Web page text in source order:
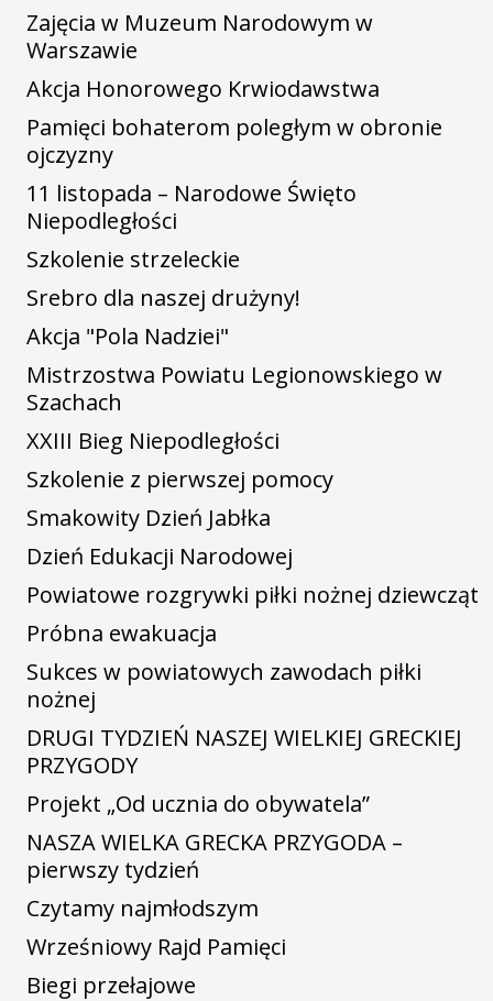
Zajęcia w Muzeum Narodowym w
Warszawie
Akcja Honorowego Krwiodawstwa
Pamięci bohaterom poległym w obronie
ojczyzny
11 listopada – Narodowe Święto
Niepodległości
Szkolenie strzeleckie
Srebro dla naszej drużyny!
Akcja "Pola Nadziei"
Mistrzostwa Powiatu Legionowskiego w
Szachach
XXIII Bieg Niepodległości
Szkolenie z pierwszej pomocy
Smakowity Dzień Jabłka
Dzień Edukacji Narodowej
Powiatowe rozgrywki piłki nożnej dziewcząt
Próbna ewakuacja
Sukces w powiatowych zawodach piłki
nożnej
DRUGI TYDZIEŃ NASZEJ WIELKIEJ GRECKIEJ
PRZYGODY
Projekt „Od ucznia do obywatela”
NASZA WIELKA GRECKA PRZYGODA –
pierwszy tydzień
Czytamy najmłodszym
Wrześniowy Rajd Pamięci
Biegi przełajowe